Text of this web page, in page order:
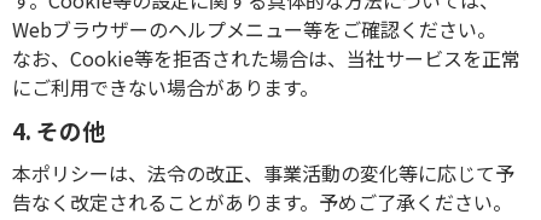
Webブラウザーのヘルプメニュー等をご確認ください。
なお、Cookie等を拒否された場合は、当社サービスを正常
にご利用できない場合があります。
4. その他
本ポリシーは、法令の改正、事業活動の変化等に応じて予
告なく改定されることがあります。予めご了承ください。